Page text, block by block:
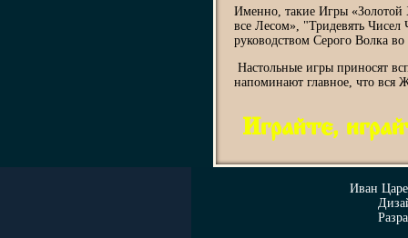
Именно, такие Игры «Золотой
все Лесом», "Тридевять Чисел
руководством Серого Волка
Настольные игры приносят
напоминают главное, что вся
Играйте,
Иван